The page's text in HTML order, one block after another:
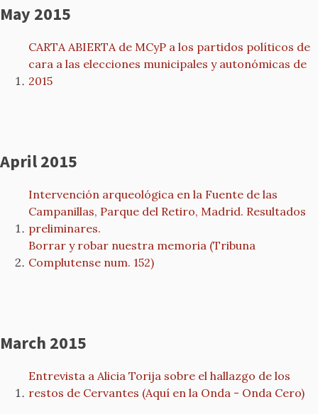
May 2015
CARTA ABIERTA de MCyP a los partidos políticos de
cara a las elecciones municipales y autonómicas de
2015
April 2015
Intervención arqueológica en la Fuente de las
Campanillas, Parque del Retiro, Madrid. Resultados
preliminares.
Borrar y robar nuestra memoria (Tribuna
Complutense num. 152)
March 2015
Entrevista a Alicia Torija sobre el hallazgo de los
restos de Cervantes (Aquí en la Onda - Onda Cero)